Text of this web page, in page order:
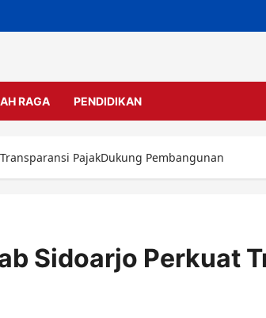
RAGA PENDIDIKAN
PajakDukung Pembangunan
Sidoarjo Perkuat